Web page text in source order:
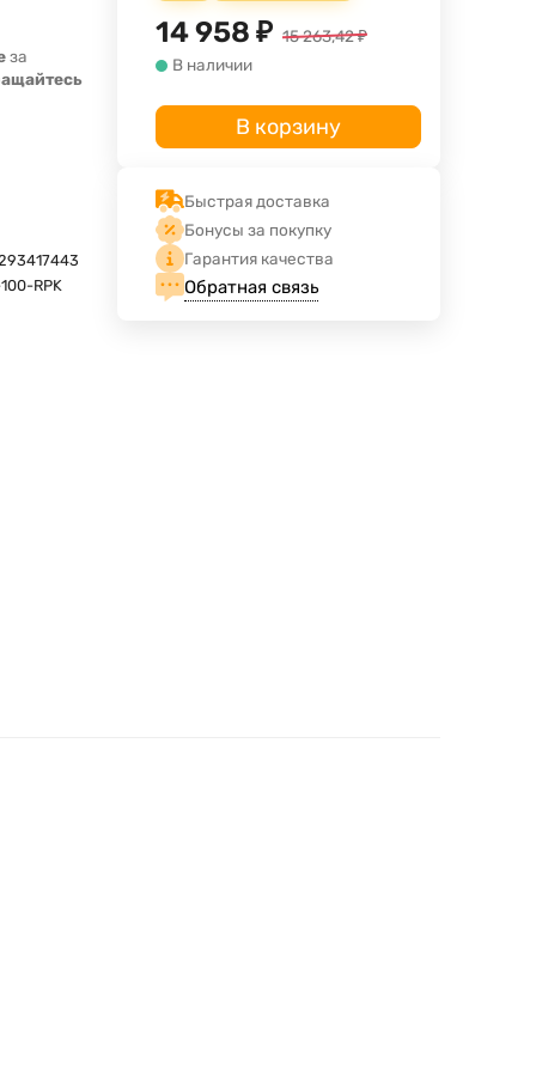
за
RPK
14 958 ₽ 15 263,42₽
В наличии
В корзину
Быстрая доставка
Бонусы за покупку
Гарантия качества
Обратная связь